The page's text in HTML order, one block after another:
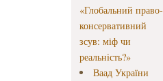
«Глобальний право-
консервативний
зсув: міф чи
реальність?»
Ваад України